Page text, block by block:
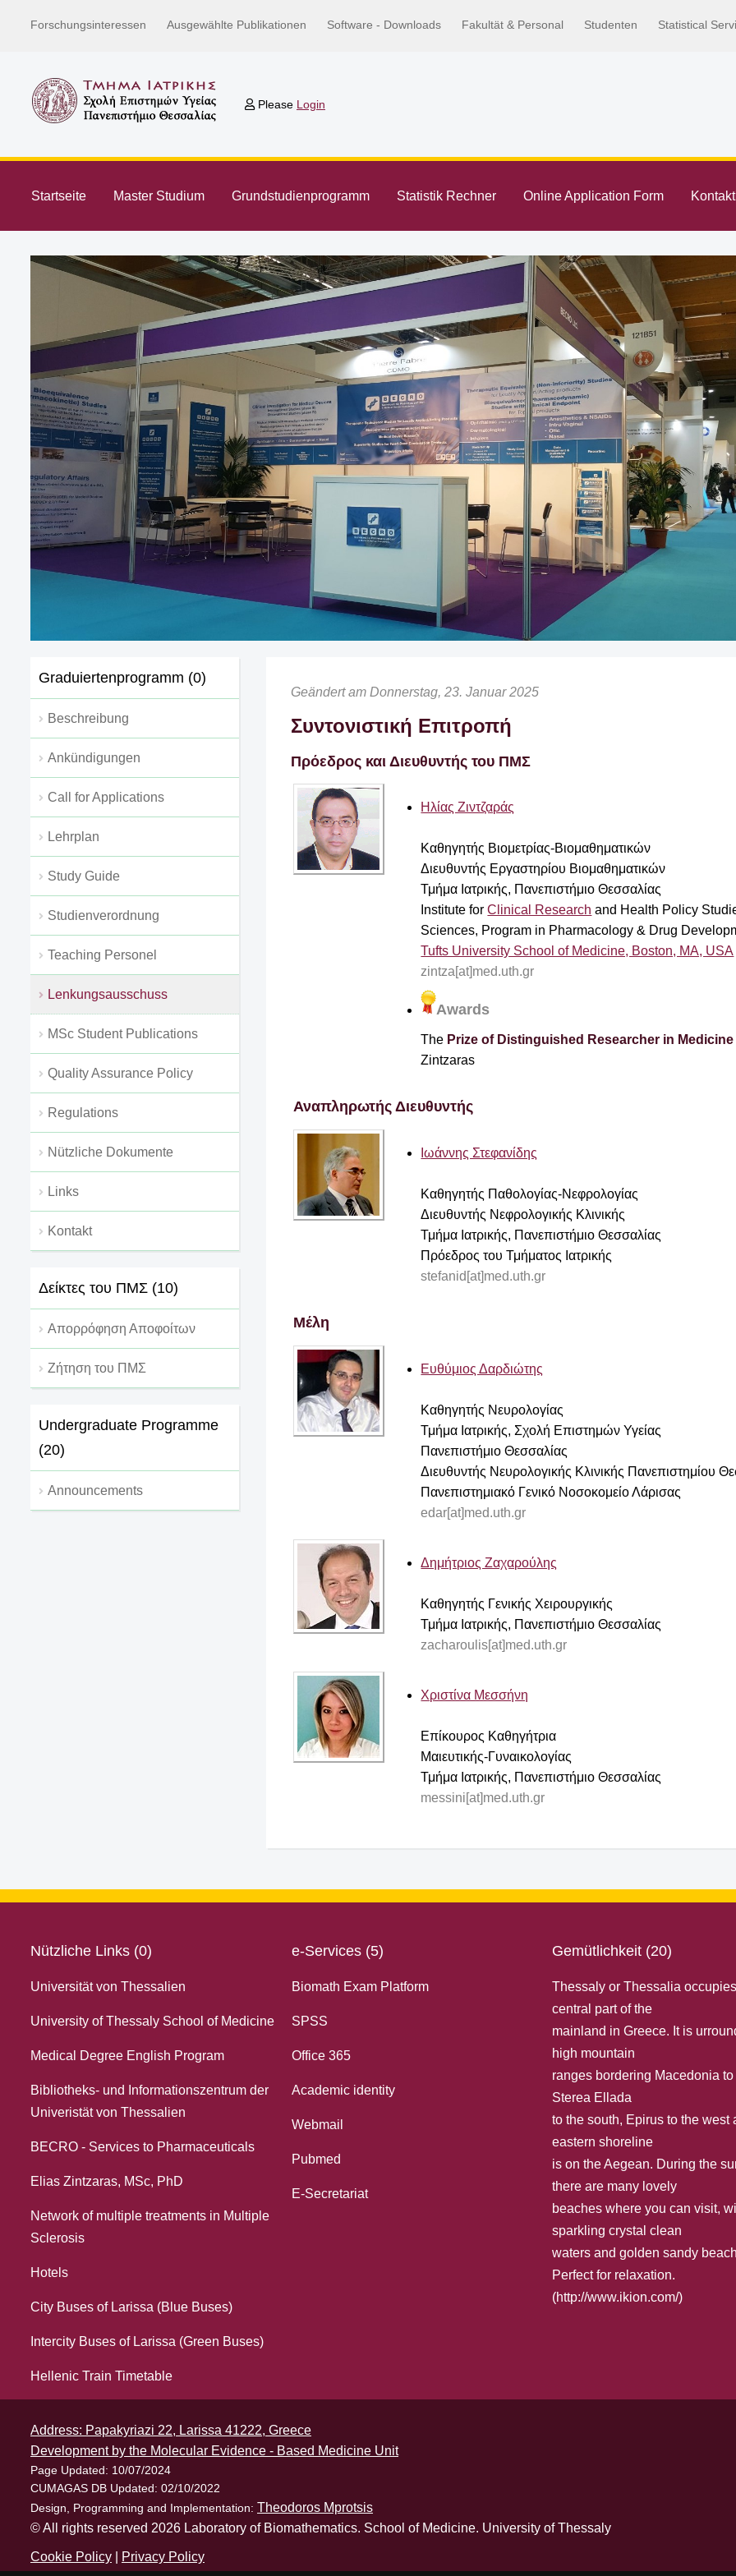
Forschungsinteressen Ausgewählte Publikationen Software - Downloads Fakultät & Personal Studenten Statistical
Please Login
Startseite Master Studium Grundstudienprogramm Statistik Rechner Online Application Form
Graduiertenprogramm (0)
Beschreibung
Ankündigungen
Call for Applications
Lehrplan
Study Guide
Studienverordnung
Teaching Personel
Lenkungsausschuss
MSc Student Publications
Quality Assurance Policy
Regulations
Nützliche Dokumente
Links
Kontakt
Δείκτες του ΠΜΣ (10)
Απορρόφηση Αποφοίτων
Ζήτηση του ΠΜΣ
Undergraduate Programme
(20)
Announcements
Geändert am Donnerstag, 23. Januar 2025
Συντονιστική Επιτροπή
Πρόεδρος και Διευθυντής του ΠΜΣ
Ηλίας Ζιντζαράς
Καθηγητής Βιομετρίας-Βιομαθηματικών
Διευθυντής Εργαστηρίου Βιομαθηματικών
Τμήμα Ιατρικής, Πανεπιστήμιο Θεσσαλίας
Institute forClinical Research and Health Policy
Sciences, Program in Pharmacology & Drug
Tufts University School of Medicine, Boston, MA, USA
zintza[at]med.uth.gr
Awards
The Prize of Distinguished Researcher in
Zintzaras
Αναπληρωτής Διευθυντής
Ιωάννης Στεφανίδης
Καθηγητής Παθολογίας-Νεφρολογίας
Διευθυντής Νεφρολογικής Κλινικής
Τμήμα Ιατρικής, Πανεπιστήμιο Θεσσαλίας
Πρόεδρος του Τμήματος Ιατρικής
stefanid[at]med.uth.gr
Μέλη
Ευθύμιος Δαρδιώτης
Καθηγητής Νευρολογίας
Τμήμα Ιατρικής, Σχολή Επιστημών Υγείας
Πανεπιστήμιο Θεσσαλίας
Διευθυντής Νευρολογικής Κλινικής Πανεπιστημίου
Πανεπιστημιακό Γενικό Νοσοκομείο Λάρισας
edar[at]med.uth.gr
Δημήτριος Ζαχαρούλης
Καθηγητής Γενικής Χειρουργικής
Τμήμα Ιατρικής, Πανεπιστήμιο Θεσσαλίας
zacharoulis[at]med.uth.gr
Χριστίνα Μεσσήνη
Επίκουρος Καθηγήτρια
Μαιευτικής-Γυναικολογίας
Τμήμα Ιατρικής, Πανεπιστήμιο Θεσσαλίας
messini[at]med.uth.gr
Nützliche Links (0)
Universität von Thessalien
University of Thessaly School of Medicine
Medical Degree English Program
Bibliotheks- und Informationszentrum der
Univeristät von Thessalien
BECRO - Services to Pharmaceuticals
Elias Zintzaras, MSc, PhD
Network of multiple treatments in Multiple
Sclerosis
Hotels
City Buses of Larissa (Blue Buses)
Intercity Buses of Larissa (Green Buses)
Hellenic Train Timetable
e-Services (5)
Biomath Exam Platform
SPSS
Office 365
Academic identity
Webmail
Pubmed
E-Secretariat
Gemütlichkeit (20)
Thessaly or Thessalia
central part of the
mainland in Greece. It is
high mountain
ranges bordering Macedonia to
Sterea Ellada
to the south, Εpirus to the west
eastern shoreline
is on the Aegean. During the
there are many lovely
beaches where you can visit,
sparkling crystal clean
waters and golden sandy
Perfect for relaxation.
(http://www.ikion.com/)
Address: Papakyriazi 22, Larissa 41222, Greece
Development by the Molecular Evidence - Based Medicine Unit
Page Updated: 10/07/2024
CUMAGAS DB Updated: 02/10/2022
Design, Programming and Implementation: Theodoros Mprotsis
© All rights reserved 2026 Laboratory of Biomathematics. School of Medicine. University of Thessaly
Cookie Policy Privacy Policy